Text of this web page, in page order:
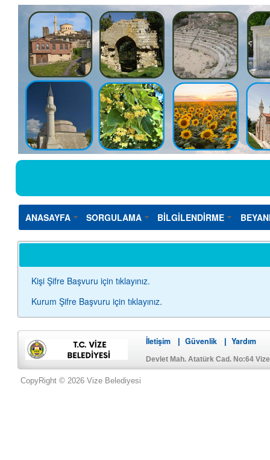
ANASAYFA SORGULAMA BİLGİLENDİRME
Kişi Şifre Başvuru için tıklayınız.
Kurum Şifre Başvuru için tıklayınız.
İletişim Güvenlik Yardım
Devlet Mah. Atatürk Cad. No:64
CopyRight © 2026 Vize Belediyesi